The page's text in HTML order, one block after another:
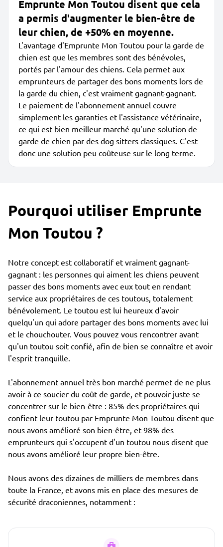
Emprunte Mon Toutou disent que cela
a permis d'augmenter le bien-être de
leur chien, de +50% en moyenne.
L'avantage d'Emprunte Mon Toutou pour la garde de
chien est que les membres sont des bénévoles,
portés par l'amour des chiens. Cela permet aux
emprunteurs de partager des bons moments lors de
la garde du chien, c'est vraiment gagnant-gagnant.
Le paiement de l'abonnement annuel couvre
simplement les garanties et l'assistance vétérinaire,
ce qui est bien meilleur marché qu'une solution de
garde de chien par des dog sitters classiques. C'est
donc une solution peu coûteuse sur le long terme.
Pourquoi utiliser Emprunte
Mon Toutou ?
Notre concept est collaboratif et vraiment gagnant-
gagnant : les personnes qui aiment les chiens peuvent
passer des bons moments avec eux tout en rendant
service aux propriétaires de ces toutous, totalement
bénévolement. Le toutou est lui heureux d'avoir
quelqu'un qui adore partager des bons moments avec lui
et le chouchouter. Vous pouvez vous rencontrer avant
qu'un toutou soit confié, afin de bien se connaître et avoir
l'esprit tranquille.
L'abonnement annuel très bon marché permet de ne plus
avoir à ce soucier du coût de garde, et pouvoir juste se
concentrer sur le bien-être : 85% des propriétaires qui
confient leur toutou par Emprunte Mon Toutou disent que
nous avons amélioré son bien-être, et 98% des
emprunteurs qui s'occupent d'un toutou nous disent que
nous avons amélioré leur propre bien-être.
Nous avons des dizaines de milliers de membres dans
toute la France, et avons mis en place des mesures de
sécurité draconiennes, notamment :